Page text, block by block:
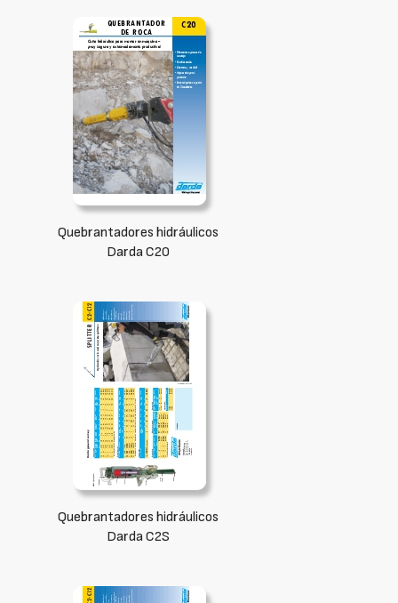
Quebrantadores hidráulicos
Darda C20
Quebrantadores hidráulicos
Darda C2S